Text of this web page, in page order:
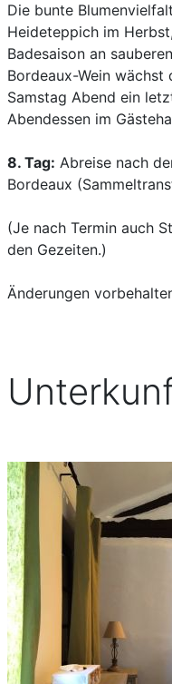
Die bunte
Heideteppich im
Badesaison an
Bordeaux-Wein
Samstag Abend ein
Abendessen im
8. Tag: Abreise nach
Bordeaux
(Je nach Termin auch
den Gezeiten.)
Änderungen